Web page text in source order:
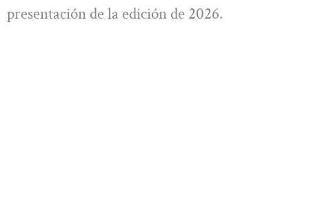
presentación de la edición de 2026.